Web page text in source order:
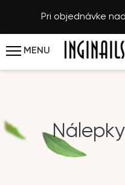
Pri objednávke
MENU